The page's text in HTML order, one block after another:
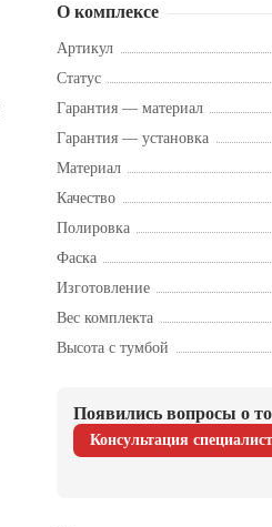
О комплексе
Артикул
Статус
Гарантия — материал
Гарантия — установка
Материал
Качество
Полировка
Фаска
Изготовление
Вес комплекта
Высота с тумбой
Появились вопросы о
Консультация